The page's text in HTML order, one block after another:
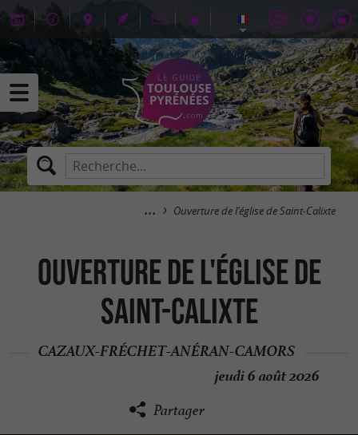
Ouverture de l'église de Saint-Calixte
Ouverture de l'église de
Saint-Calixte
CAZAUX-FRÉCHET-ANÉRAN-CAMORS
jeudi 6 août 2026
Partager